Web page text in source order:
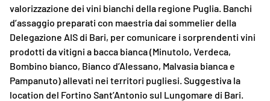
valorizzazione dei vini bianchi della regione Puglia. Banchi
d’assaggio preparati con maestria dai sommelier della
Delegazione AIS di Bari, per comunicare i sorprendenti vini
prodotti da vitigni a bacca bianca (Minutolo, Verdeca,
Bombino bianco, Bianco d’Alessano, Malvasia bianca e
Pampanuto) allevati nei territori pugliesi. Suggestiva la
location del Fortino Sant’Antonio sul Lungomare di Bari.